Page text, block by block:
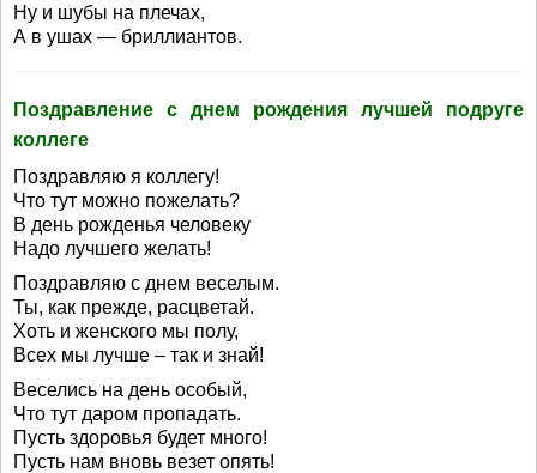
Ну и шубы на плечах,
А в ушах — бриллиантов.
Поздравление с днем рождения лучшей подруге
коллеге
Поздравляю я коллегу!
Что тут можно пожелать?
В день рожденья человеку
Надо лучшего желать!
Поздравляю с днем веселым.
Ты, как прежде, расцветай.
Хоть и женского мы полу,
Всех мы лучше – так и знай!
Веселись на день особый,
Что тут даром пропадать.
Пусть здоровья будет много!
Пусть нам вновь везет опять!